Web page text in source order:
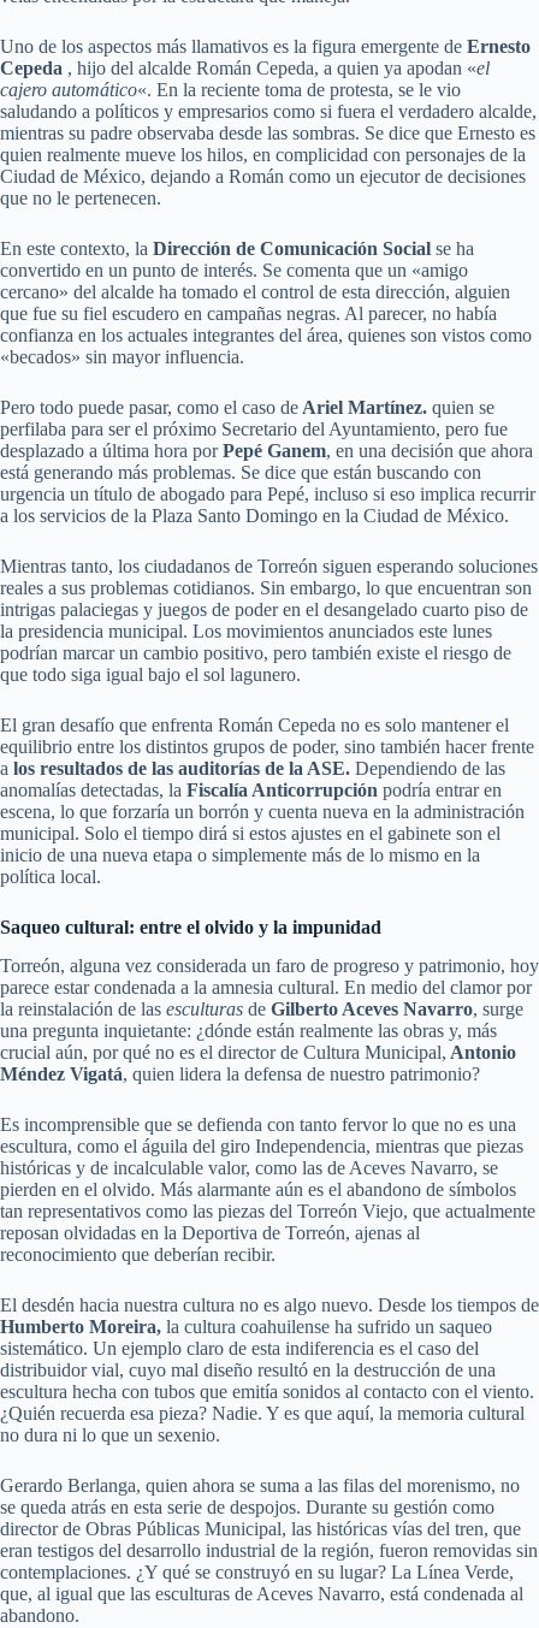
Uno de los aspectos más llamativos es la figura emergente de Ernesto
Cepeda , hijo del alcalde Román Cepeda, a quien ya apodan «el
cajero automático«. En la reciente toma de protesta, se le vio
saludando a políticos y empresarios como si fuera el verdadero alcalde,
mientras su padre observaba desde las sombras. Se dice que Ernesto es
quien realmente mueve los hilos, en complicidad con personajes de la
Ciudad de México, dejando a Román como un ejecutor de decisiones
que no le pertenecen.
En este contexto, la Dirección de Comunicación Social se ha
convertido en un punto de interés. Se comenta que un «amigo
cercano» del alcalde ha tomado el control de esta dirección, alguien
que fue su fiel escudero en campañas negras. Al parecer, no había
confianza en los actuales integrantes del área, quienes son vistos como
«becados» sin mayor influencia.
Pero todo puede pasar, como el caso de Ariel Martínez. quien se
perfilaba para ser el próximo Secretario del Ayuntamiento, pero fue
desplazado a última hora porPepé Ganem, en una decisión que ahora
está generando más problemas. Se dice que están buscando con
urgencia un título de abogado para Pepé, incluso si eso implica recurrir
a los servicios de la Plaza Santo Domingo en la Ciudad de México.
Mientras tanto, los ciudadanos de Torreón siguen esperando soluciones
reales a sus problemas cotidianos. Sin embargo, lo que encuentran son
intrigas palaciegas y juegos de poder en el desangelado cuarto piso de
la presidencia municipal. Los movimientos anunciados este lunes
podrían marcar un cambio positivo, pero también existe el riesgo de
que todo siga igual bajo el sol lagunero.
El gran desafío que enfrenta Román Cepeda no es solo mantener el
equilibrio entre los distintos grupos de poder, sino también hacer frente
a los resultados de las auditorías de la ASE. Dependiendo de las
anomalías detectadas, la Fiscalía Anticorrupción podría entrar en
escena, lo que forzaría un borrón y cuenta nueva en la administración
municipal. Solo el tiempo dirá si estos ajustes en el gabinete son el
inicio de una nueva etapa o simplemente más de lo mismo en la
política local.
Saqueo cultural: entre el olvido y la impunidad
Torreón, alguna vez considerada un faro de progreso y patrimonio, hoy
parece estar condenada a la amnesia cultural. En medio del clamor por
la reinstalación de las esculturas de Gilberto Aceves Navarro, surge
una pregunta inquietante: ¿dónde están realmente las obras y, más
crucial aún, por qué no es el director de Cultura Municipal, Antonio
Méndez Vigatá, quien lidera la defensa de nuestro patrimonio?
Es incomprensible que se defienda con tanto fervor lo que no es una
escultura, como el águila del giro Independencia, mientras que piezas
históricas y de incalculable valor, como las de Aceves Navarro, se
pierden en el olvido. Más alarmante aún es el abandono de símbolos
tan representativos como las piezas del Torreón Viejo, que actualmente
reposan olvidadas en la Deportiva de Torreón, ajenas al
reconocimiento que deberían recibir.
El desdén hacia nuestra cultura no es algo nuevo. Desde los tiempos de
Humberto Moreira, la cultura coahuilense ha sufrido un saqueo
sistemático. Un ejemplo claro de esta indiferencia es el caso del
distribuidor vial, cuyo mal diseño resultó en la destrucción de una
escultura hecha con tubos que emitía sonidos al contacto con el viento.
¿Quién recuerda esa pieza? Nadie. Y es que aquí, la memoria cultural
no dura ni lo que un sexenio.
Gerardo Berlanga, quien ahora se suma a las filas del morenismo, no
se queda atrás en esta serie de despojos. Durante su gestión como
director de Obras Públicas Municipal, las históricas vías del tren, que
eran testigos del desarrollo industrial de la región, fueron removidas sin
contemplaciones. ¿Y qué se construyó en su lugar? La Línea Verde,
que, al igual que las esculturas de Aceves Navarro, está condenada al
abandono.